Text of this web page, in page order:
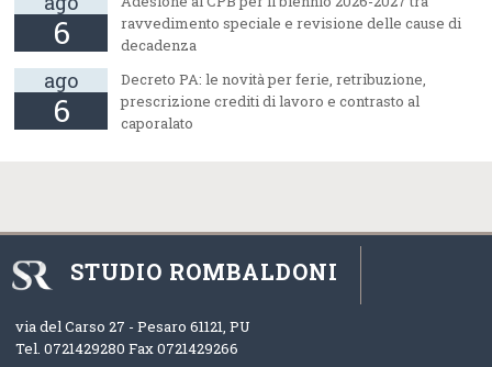
6
ravvedimento speciale e revisione delle cause di
decadenza
ago
6
Decreto PA: le novità per ferie, retribuzione,
prescrizione crediti di lavoro e contrasto al
caporalato
STUDIO ROMBALDONI
via del Carso 27 -Pesaro 61121,PU
Tel.0721429280 Fax0721429266